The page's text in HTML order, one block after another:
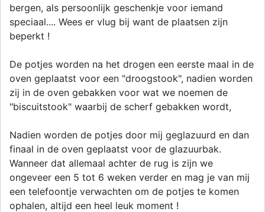
bergen, als persoonlijk geschenkje voor iemand
speciaal.... Wees er vlug bij want de plaatsen zijn
beperkt !
De potjes worden na het drogen een eerste maal in de
oven geplaatst voor een "droogstook", nadien worden
zij in de oven gebakken voor wat we noemen de
"biscuitstook" waarbij de scherf gebakken wordt,
Nadien worden de potjes door mij geglazuurd en dan
finaal in de oven geplaatst voor de glazuurbak.
Wanneer dat allemaal achter de rug is zijn we
ongeveer een 5 tot 6 weken verder en mag je van mij
een telefoontje verwachten om de potjes te komen
ophalen, altijd een heel leuk moment !